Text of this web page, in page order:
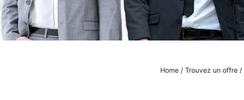
Home / Trouvez un offre /